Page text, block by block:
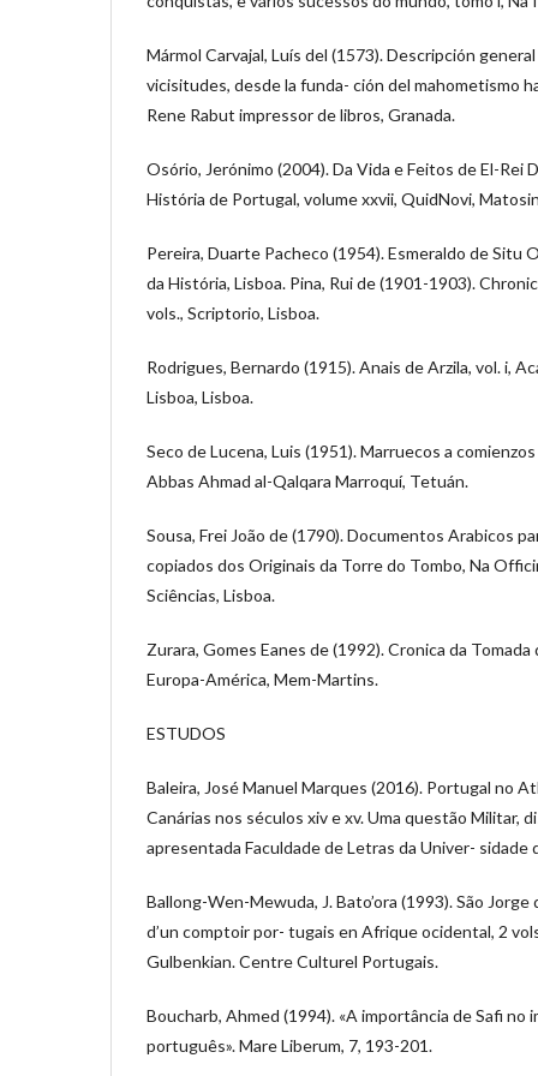
Mármol Carvajal, Luís del (1573). Descripción
vicisitudes, desde la funda- ción del mahometismo
Rene Rabut impressor de libros, Granada.
Osório, Jerónimo (2004). Da Vida e Feitos de El-Rei
História de Portugal, volume xxvii, QuidNovi,
Pereira, Duarte Pacheco (1954). Esmeraldo de Situ
da História, Lisboa. Pina, Rui de (1901-1903).
vols., Scriptorio, Lisboa.
Rodrigues, Bernardo (1915). Anais de Arzila, vol. i,
Lisboa, Lisboa.
Seco de Lucena, Luis (1951). Marruecos a
Abbas Ahmad al-Qalqara Marroquí, Tetuán.
Sousa, Frei João de (1790). Documentos Arabicos
copiados dos Originais da Torre do Tombo, Na
Sciências, Lisboa.
Zurara, Gomes Eanes de (1992). Cronica da
Europa-América, Mem-Martins.
ESTUDOS
Baleira, José Manuel Marques (2016). Portugal no
Canárias nos séculos xiv e xv. Uma questão Militar,
apresentada Faculdade de Letras da Univer- sidade
Ballong-Wen-Mewuda, J. Bato’ora (1993). São
d’un comptoir por- tugais en Afrique ocidental, 2
Gulbenkian. Centre Culturel Portugais.
Boucharb, Ahmed (1994). «A importância de Safi no
português». Mare Liberum, 7, 193-201.